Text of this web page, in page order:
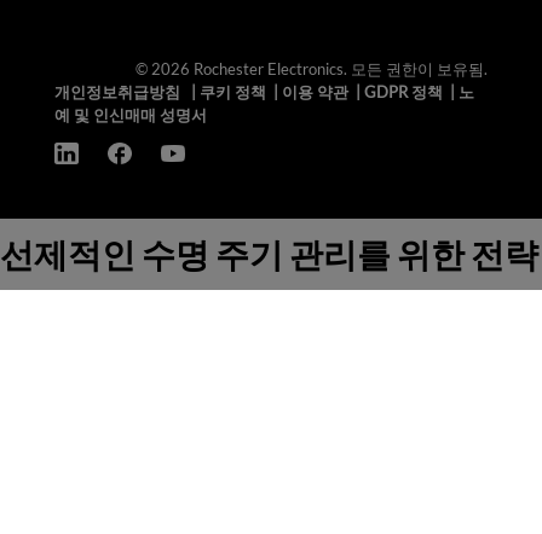
© 2026 Rochester Electronics. 모든 권한이 보유됨.
개인정보취급방침
쿠키 정책 이용 약관| GDPR 정책
노
예 및 인신매매 성명서
선제적인 수명 주기 관리를 위한 전략